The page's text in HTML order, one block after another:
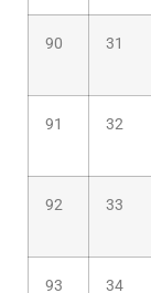
90 31
91 32
92 33
93 34